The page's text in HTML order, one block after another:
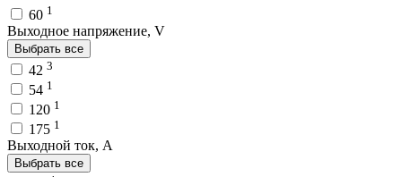
60 1
Выходное напряжение, V
Выбрать все
42 3
54 1
120 1
175 1
Выходной ток, A
Выбрать все